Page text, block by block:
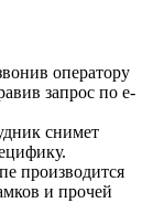
оператору
запрос по e-
снимет
производится
и прочей